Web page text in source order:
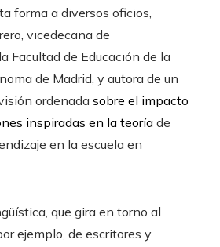
forma a diversos oficios,
vicedecana de
Facultad de Educación de la
de Madrid, y autora de un
ordenada sobre el impacto
inspiradas en la teoría de
en la escuela en
que gira en torno al
ejemplo, de escritores y